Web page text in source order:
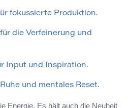
fokussierte Produktion.
die Verfeinerung und
Input und Inspiration.
und mentales Reset.
Energie. Es hält auch die Neuheit